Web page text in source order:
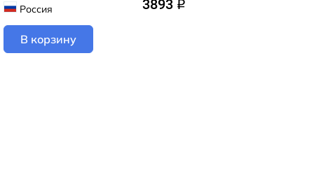
Россия 3893 q
В корзину